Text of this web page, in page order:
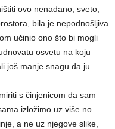
ovo nenadano, sveto,
bila je nepodnošljiva
učinio ono što bi mogli
osvetu na koju
još manje snagu da ju
s činjenicom da sam
izložimo uz više no
a ne uz njegove slike,